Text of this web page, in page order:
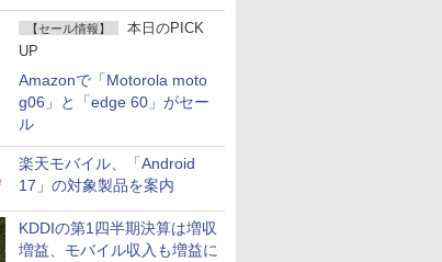
て説明
【セール情報】
本日のPICK
UP
Amazonで「Motorola moto
g06」と「edge 60」がセー
ル
楽天モバイル、「Android
17」の対象製品を案内
KDDIの第1四半期決算は増収
増益、モバイル収入も増益に